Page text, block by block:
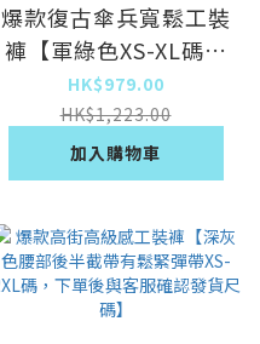
爆款復古傘兵寬鬆工裝
褲【軍綠色XS-XL碼，
下單後與客服確認發貨
尺碼】
HK$979.00
HK$1,223.00
加入購物車